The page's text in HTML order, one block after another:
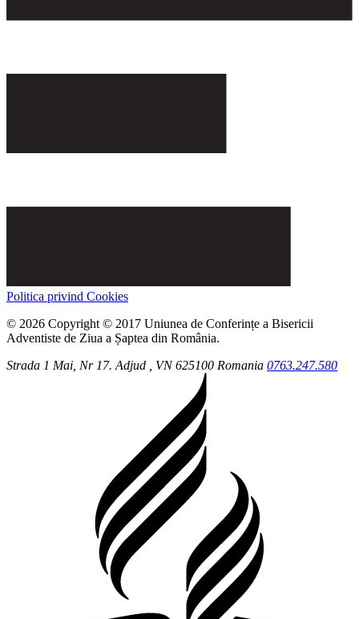
Politica privind Cookies
© 2026 Copyright © 2017 Uniunea de Conferințe a Bisericii
Adventiste de Ziua a Șaptea din România.
Strada 1 Mai, Nr 17.Adjud , VN 625100 Romania 0763.247.580